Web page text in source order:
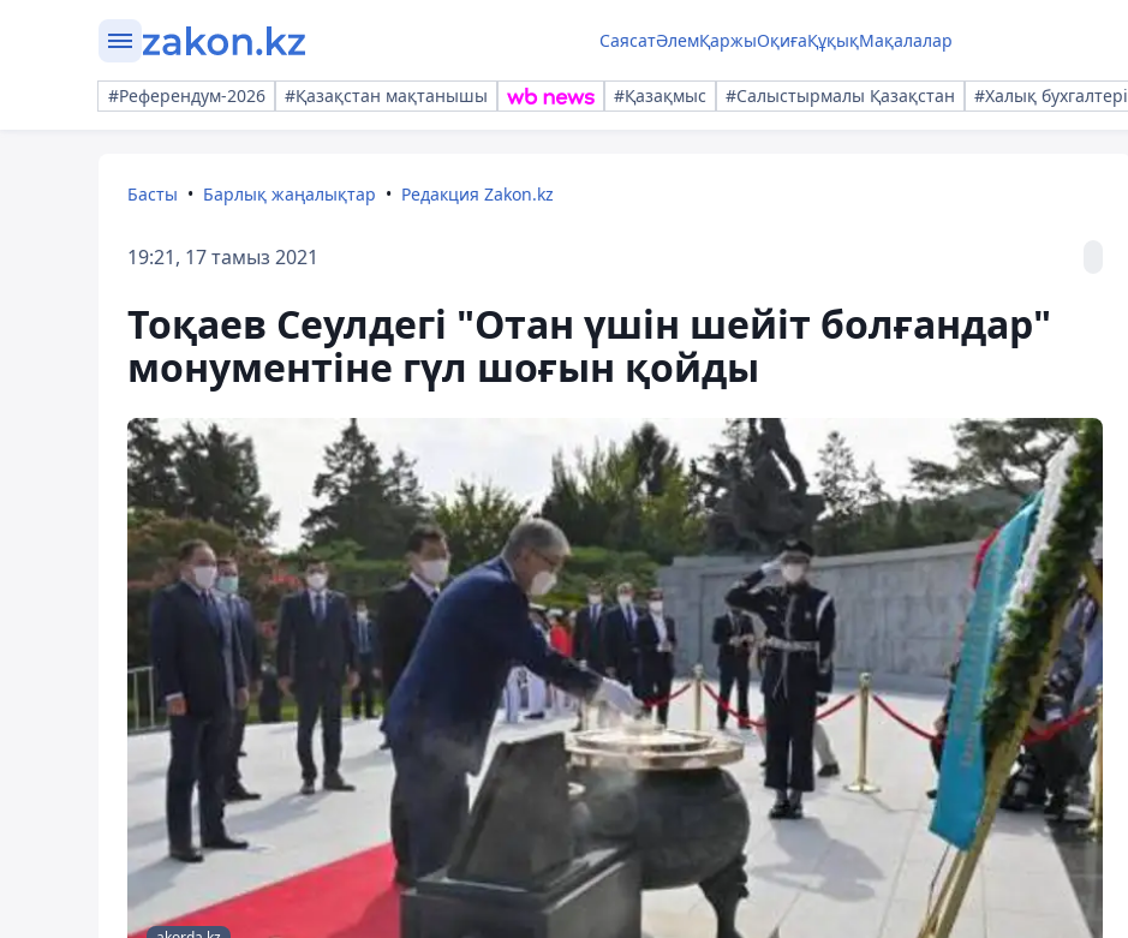
СаясатӘлемҚаржыОқиғаҚұқықМақалалар
#Референдум-2026 #Қазақстан мақтанышы #Қазақмыс #Салыстырмалы Қазақстан #Халық бухгалтері
Басты Барлық жаңалықтар Редакция Zakon.kz
19:21, 17 тамыз 2021
Тоқаев Сеулдегі "Отан үшін шейіт болғандар"
монументіне гүл шоғын қойды